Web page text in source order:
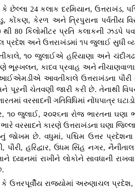
24 કલાક દરમિયાન, ઉત્તરાખંડ,
કોંકણ, કેરળ અને ત્રિપુરાના પર્વતીય
80 કિલોમીટર પ્રતિ કલાકની ઝડપે
પ્રદેશ અને ઉત્તરાખંડમાં ૧૫ જુલાઈ સુધી
૧૦ જુલાઈએ હરિયાણા અને ચંદીગઢમાં
ભૂસ્ખલન, કાદવ પ્રવાહ અને
આવતીકાલે ઉત્તરાખંડના પૌરી
ચેતવણી જારી કરી છે. તેનાથી
વરસાદની ગતિવિધિમાં નોંધપાત્ર
જુલાઈ, ૨૦૨૬ના રોજ ભારતના ઘણા
વરસાદને કારણે ઉત્તરાખંડના ઘણા
જોખમ છે. વધુમાં, પશ્ચિમ ઉત્તર
પૌરી, હરિદ્વાર, ઉધમ સિંહ નગર,
ધ્યાનમાં રાખીને લોકોને સાવધાની
ઉત્તરપૂર્વીય રાજ્યોમાં અરુણાચલ